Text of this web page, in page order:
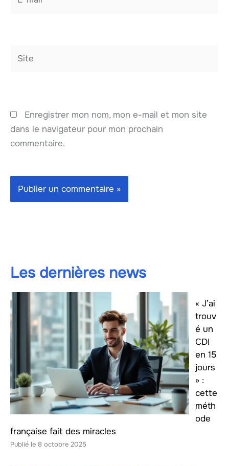
Enregistrer mon nom, mon e-mail et mon site
dans le navigateur pour mon prochain
commentaire.
Les dernières news
« J’ai
trouv
é un
CDI
en 15
jours
» :
cette
méth
ode
française fait des miracles
8 octobre 2025